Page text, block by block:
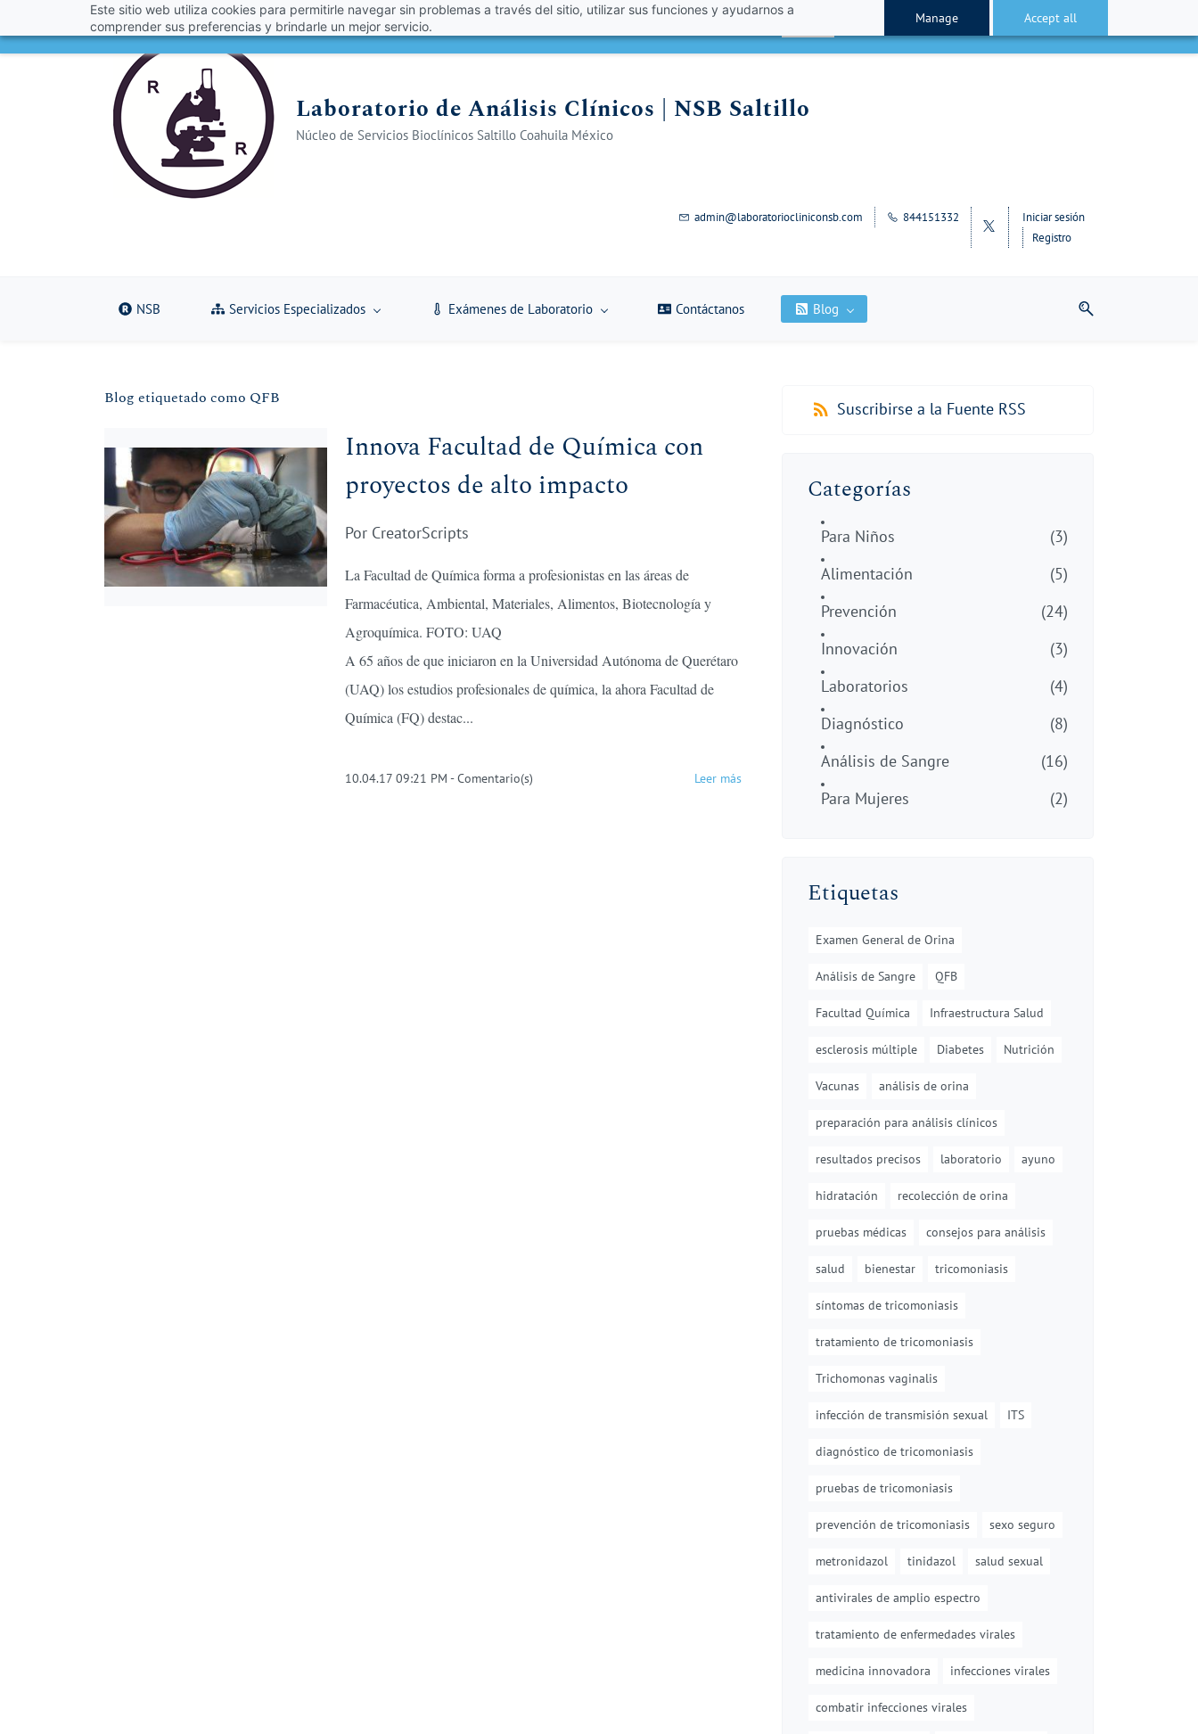
Este sitio web utiliza cookies para permitirle navegar sin problemas a través del sitio, utilizar sus funciones y ayudarnos a
comprender sus preferencias y brindarle un mejor servicio.
Manage Accept all
to
to
Laboratorio de Análisis Clínicos | NSB Saltillo
Núcleo de Servicios Bioclínicos Saltillo Coahuila México
admin@laboratoriocliniconsb.com 844151332
Iniciar sesión
Registro
NSB Servicios Especializados Exámenes de Laboratorio Contáctanos Blog
Blog etiquetado como QFB
Innova Facultad de Química con
proyectos de alto impacto
Por CreatorScripts
La Facultad de Química forma a profesionistas en las áreas de
Farmacéutica, Ambiental, Materiales, Alimentos, Biotecnología y
Agroquímica. FOTO: UAQ
A 65 años de que iniciaron en la Universidad Autónoma de Querétaro
(UAQ) los estudios profesionales de química, la ahora Facultad de
Química (FQ) destac...
10.04.17 09:21 PM-Comentario(s) Leer más
Suscribirse a la Fuente RSS
Categorías
Para Niños
(3)
Alimentación
(5)
Prevención
(24)
Innovación
(3)
Laboratorios
(4)
Diagnóstico
(8)
Análisis de Sangre
(16)
Para Mujeres
(2)
Etiquetas
Examen General de Orina
Análisis de Sangre QFB
Facultad Química Infraestructura Salud
esclerosis múltiple Diabetes Nutrición
Vacunas análisis de orina
preparación para análisis clínicos
resultados precisos laboratorio ayuno
hidratación recolección de orina
pruebas médicas consejos para análisis
salud bienestar tricomoniasis
síntomas de tricomoniasis
tratamiento de tricomoniasis
Trichomonas vaginalis
infección de transmisión sexual ITS
diagnóstico de tricomoniasis
pruebas de tricomoniasis
prevención de tricomoniasis sexo seguro
metronidazol tinidazol salud sexual
antivirales de amplio espectro
tratamiento de enfermedades virales
medicina innovadora infecciones virales
combatir infecciones virales
¡Obtén un 10% de descuento con el código VERANO 2026!